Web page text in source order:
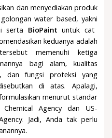
dan menyediakan produk
water based, yakni
serta BioPaint untuk cat
keduanya adalah
memenuhi ketiga
bagi alam, kualitas
dan fungsi proteksi yang
di atas. Apalagi,
menurut standar
Agency dan US-
Jadi, Anda tak perlu